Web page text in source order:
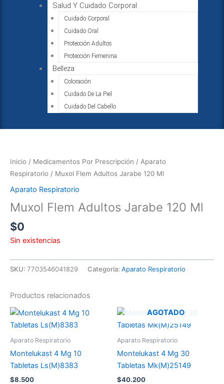
Salud Y Cuidado Corporal
Cuidado Corporal
Cuidado Oral
Protección Adultos
Protección Femenina
Belleza
Coloración
Cuidado De La Piel
Cuidado Del Cabello
Inicio / Medicamentos Por Prescripción / Aparato
Respiratorio / Muxol Flem Adultos Jarabe 120 Ml
Aparato Respiratorio
Muxol Flem Adultos Jarabe 120 Ml
$0
Sin existencias
SKU: 7703546041829 Categoría: Aparato Respiratorio
Productos relacionados
Aparato Respiratorio
Montelukast 4 Mg 10
Tabletas Ls(M)8383
$8.500
AGOTADO
Aparato Respiratorio
Montelukast 4 Mg 30
Tabletas Mk(M)25149
$40.200